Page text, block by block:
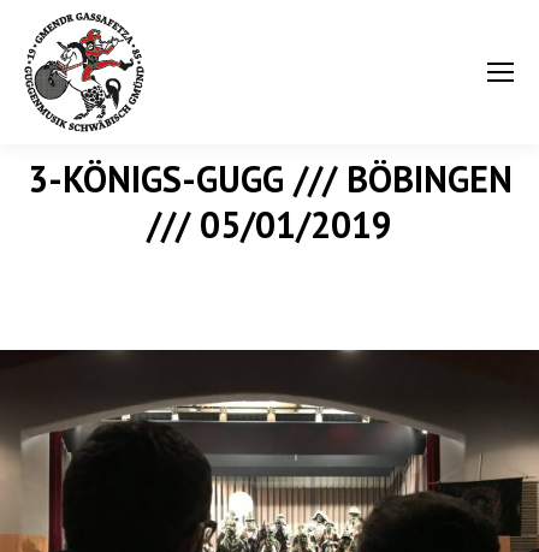
3-KÖNIGS-GUGG /// BÖBINGEN
/// 05/01/2019
Sie befinden sich hier: